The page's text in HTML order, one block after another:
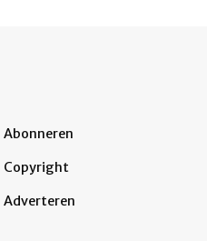
Abonneren
Copyright
Adverteren